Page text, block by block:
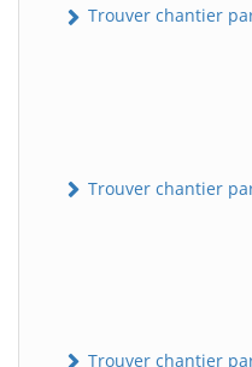
Trouver chantier
Trouver chantier
Trouver chantier